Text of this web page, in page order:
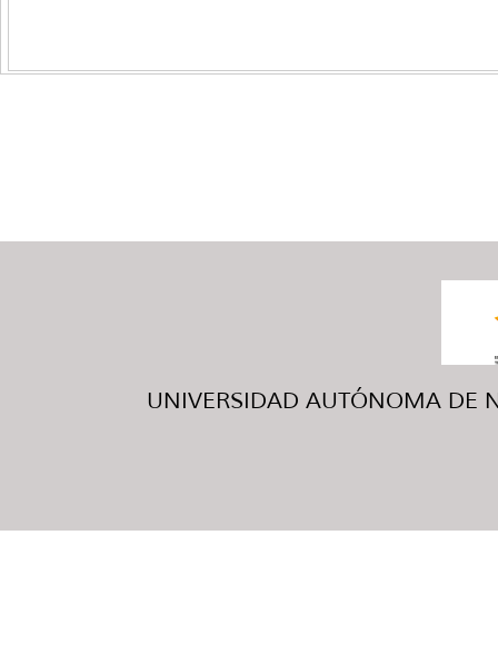
UNIVERSIDAD AUTÓNOMA DE